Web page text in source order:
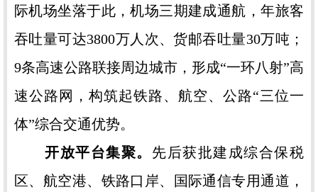
际机场坐落于此，机场三期建成通航，年旅客
吞吐量可达3800万人次、货邮吞吐量30万吨；
9条高速公路联接周边城市，形成“一环八射”高
速公路网，构筑起铁路、航空、公路“三位一
体”综合交通优势。
开放平台集聚。 先后获批建成综合保税
区、航空港、铁路口岸、国际通信专用通道，